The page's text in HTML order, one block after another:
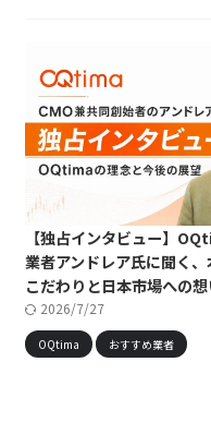
【独占インタビュー】
業者アンドレア氏に聞く
こだわりと日本市場への
2026/7/27
OQtima おすすめ業者